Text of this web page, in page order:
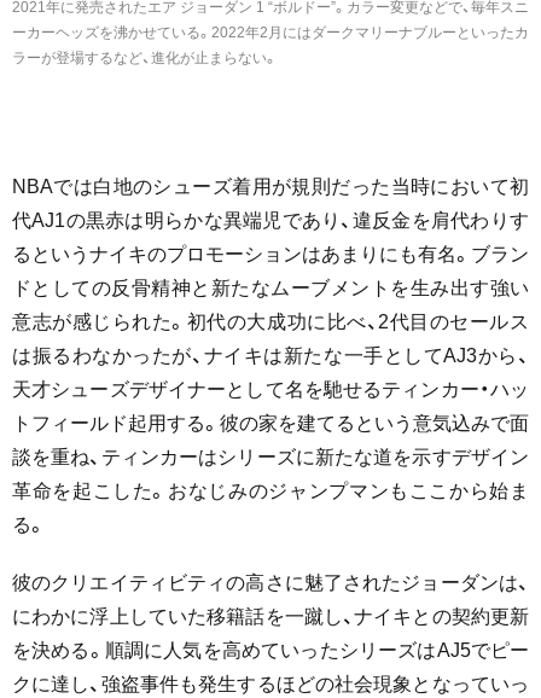
2021年に発売されたエア ジョーダン 1 “ボルドー”。カラー変更などで、毎年スニ
ーカーヘッズを沸かせている。2022年2月にはダークマリーナブルーといったカ
ラーが登場するなど、進化が止まらない。
NBAでは白地のシューズ着用が規則だった当時において初
代AJ1の黒赤は明らかな異端児であり、違反金を肩代わりす
るというナイキのプロモーションはあまりにも有名。ブラン
ドとしての反骨精神と新たなムーブメントを生み出す強い
意志が感じられた。初代の大成功に比べ、2代目のセールス
は振るわなかったが、ナイキは新たな一手としてAJ3から、
天才シューズデザイナーとして名を馳せるティンカー・ハッ
トフィールド起用する。彼の家を建てるという意気込みで面
談を重ね、ティンカーはシリーズに新たな道を示すデザイン
革命を起こした。おなじみのジャンプマンもここから始ま
る。
彼のクリエイティビティの高さに魅了されたジョーダンは、
にわかに浮上していた移籍話を一蹴し、ナイキとの契約更新
を決める。順調に人気を高めていったシリーズはAJ5でピー
クに達し、強盗事件も発生するほどの社会現象となっていっ